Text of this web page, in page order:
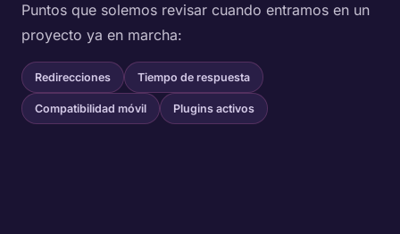
Puntos que solemos revisar cuando entramos en un
proyecto ya en marcha:
Redirecciones Tiempo de respuesta
Compatibilidad móvil Plugins activos